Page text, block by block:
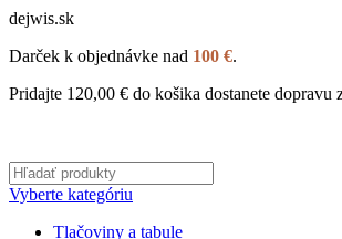
dejwis.sk
Darček k objednávke nad 100 €.
Pridajte 120,00 € do košika dostanete dopravu
Vyberte kategóriu
Tlačoviny a tabule